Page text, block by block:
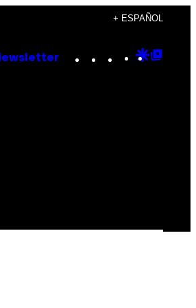
+ ESPAÑOL
Instagram
TikTok
YouTube
Google